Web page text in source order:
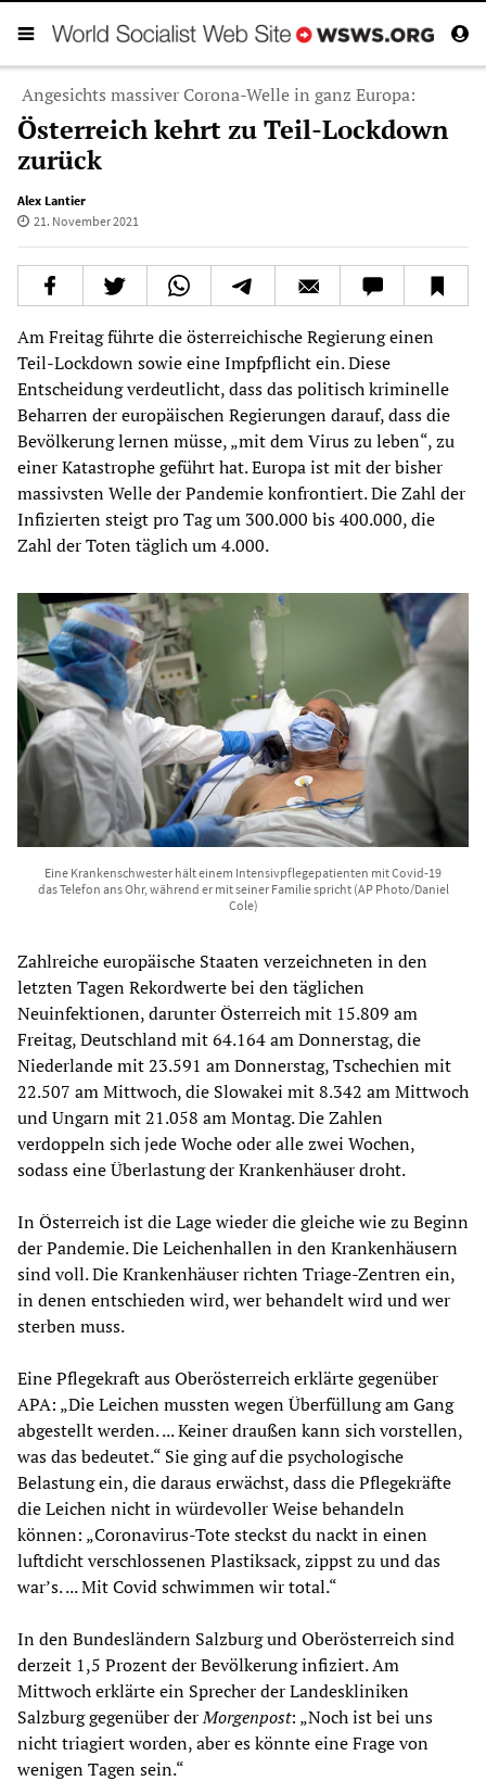
Angesichts massiver Corona-Welle in ganz Europa:
Österreich kehrt zu Teil-Lockdown
zurück
Alex Lantier
21. November 2021
Am Freitag führte die österreichische Regierung einen
Teil-Lockdown sowie eine Impfpflicht ein. Diese
Entscheidung verdeutlicht, dass das politisch kriminelle
Beharren der europäischen Regierungen darauf, dass die
Bevölkerung lernen müsse, „mit dem Virus zu leben“, zu
einer Katastrophe geführt hat. Europa ist mit der bisher
massivsten Welle der Pandemie konfrontiert. Die Zahl der
Infizierten steigt pro Tag um 300.000 bis 400.000, die
Zahl der Toten täglich um 4.000.
Eine Krankenschwester hält einem Intensivpflegepatienten mit Covid-19
das Telefon ans Ohr, während er mit seiner Familie spricht (AP Photo/Daniel
Cole)
Zahlreiche europäische Staaten verzeichneten in den
letzten Tagen Rekordwerte bei den täglichen
Neuinfektionen, darunter Österreich mit 15.809 am
Freitag, Deutschland mit 64.164 am Donnerstag, die
Niederlande mit 23.591 am Donnerstag, Tschechien mit
22.507 am Mittwoch, die Slowakei mit 8.342 am Mittwoch
und Ungarn mit 21.058 am Montag. Die Zahlen
verdoppeln sich jede Woche oder alle zwei Wochen,
sodass eine Überlastung der Krankenhäuser droht.
In Österreich ist die Lage wieder die gleiche wie zu Beginn
der Pandemie. Die Leichenhallen in den Krankenhäusern
sind voll. Die Krankenhäuser richten Triage-Zentren ein,
in denen entschieden wird, wer behandelt wird und wer
sterben muss.
Eine Pflegekraft aus Oberösterreich erklärte gegenüber
APA: „Die Leichen mussten wegen Überfüllung am Gang
abgestellt werden. ... Keiner draußen kann sich vorstellen,
was das bedeutet.“ Sie ging auf die psychologische
Belastung ein, die daraus erwächst, dass die Pflegekräfte
die Leichen nicht in würdevoller Weise behandeln
können: „Coronavirus-Tote steckst du nackt in einen
luftdicht verschlossenen Plastiksack, zippst zu und das
war’s. ... Mit Covid schwimmen wir total.“
In den Bundesländern Salzburg und Oberösterreich sind
derzeit 1,5 Prozent der Bevölkerung infiziert. Am
Mittwoch erklärte ein Sprecher der Landeskliniken
Salzburg gegenüber derMorgenpost: „Noch ist bei uns
nicht triagiert worden, aber es könnte eine Frage von
wenigen Tagen sein.“